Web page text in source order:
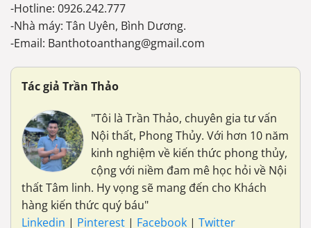
-Hotline: 0926.242.777
-Nhà máy: Tân Uyên, Bình Dương.
-Email: Banthotoanthang@gmail.com
Tác giả Trần Thảo
"Tôi là Trần Thảo, chuyên gia tư vấn
Nội thất, Phong Thủy. Với hơn 10 năm
kinh nghiệm về kiến thức phong thủy,
cộng với niềm đam mê học hỏi về Nội
thất Tâm linh. Hy vọng sẽ mang đến cho Khách
hàng kiến thức quý báu"
Linkedin | Pinterest | Facebook | Twitter